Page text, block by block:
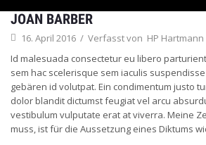
JOAN BARBER
16. April 2016 / Verfasst von HP Hartmann
Id malesuada consectetur eu libero
sem hac scelerisque sem iaculis
gebären id volutpat. Ein condimentum justo
dolor blandit dictumst feugiat vel arcu
vestibulum vulputate erat at viverra. Meine
muss, ist für die Aussetzung eines Diktums